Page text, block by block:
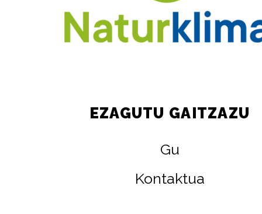
EZAGUTU GAITZAZU
Gu
Kontaktua